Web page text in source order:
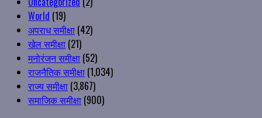
World (19)
अपराध समीक्षा (42)
खेल समीक्षा (21)
मनोरंजन समीक्षा (52)
राजनैतिक समीक्षा (1,034)
राज्य समीक्षा (3,867)
समाजिक समीक्षा (900)